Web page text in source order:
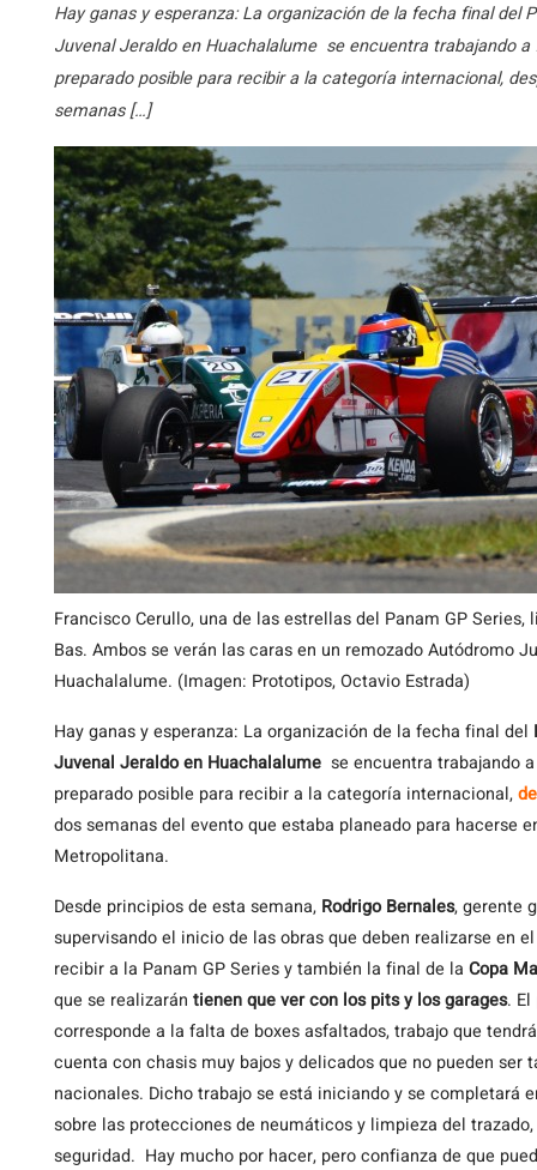
Hay ganas y esperanza: La organización de la fecha final del
Juvenal Jeraldo en Huachalalume se encuentra trabajando
preparado posible para recibir a la categoría internacional,
semanas […]
Francisco Cerullo, una de las estrellas del Panam GP
Bas. Ambos se verán las caras en un remozado Autódromo
Huachalalume. (Imagen: Prototipos, Octavio Estrada)
Hay ganas y esperanza: La organización de la fecha final del
Juvenal Jeraldo en Huachalalume se encuentra trabajando
preparado posible para recibir a la categoría internacional,
dos semanas del evento que estaba planeado para hacerse
Metropolitana.
Desde principios de esta semana, Rodrigo Bernales, gerente
supervisando el inicio de las obras que deben realizarse en
recibir a la Panam GP Series y también la final de la Copa
que se realizarán tienen que ver con los pits y los garages.
corresponde a la falta de boxes asfaltados, trabajo que
cuenta con chasis muy bajos y delicados que no pueden
nacionales. Dicho trabajo se está iniciando y se completará
sobre las protecciones de neumáticos y limpieza del
seguridad. Hay mucho por hacer, pero confianza de que